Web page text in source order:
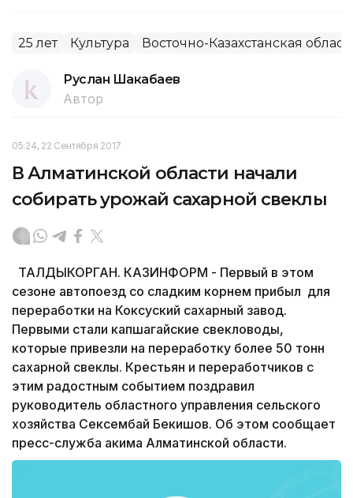
25 лет Культура Восточно-Казахстанская
Руслан Шакабаев
Автор
05:24, 22 Сентября 2017
В Алматинской области начали
собирать урожай сахарной свеклы
ТАЛДЫКОРГАН. КАЗИНФОРМ - Первый в этом
сезоне автопоезд со сладким корнем прибыл для
переработки на Коксуский сахарный завод.
Первыми стали капшагайские свекловоды,
которые привезли на переработку более 50 тонн
сахарной свеклы. Крестьян и переработчиков с
этим радостным событием поздравил
руководитель областного управления сельского
хозяйства Сексембай Бекишов. Об этом сообщает
пресс-служба акима Алматинской области.